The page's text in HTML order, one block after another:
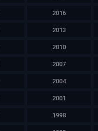
2016
2013
2010
2007
2004
2001
1998